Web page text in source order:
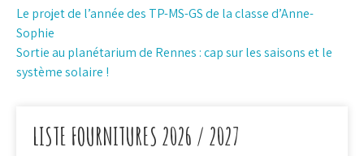
Navigation
de
l’article
Le projet de l’année des TP-MS-GS de la classe d’Anne-
Sophie
Sortie au planétarium de Rennes : cap sur les saisons et le
système solaire !
LISTE FOURNITURES 2026 / 2027